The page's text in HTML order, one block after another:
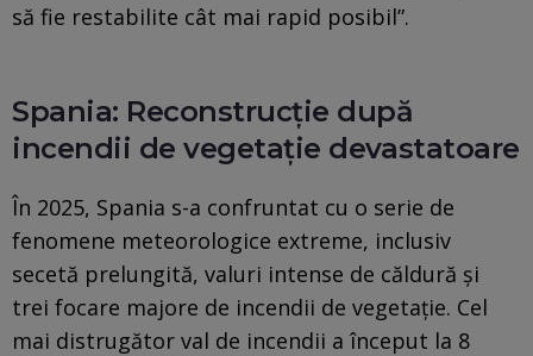
să fie restabilite cât mai rapid posibil”.
Spania: Reconstrucţie după
incendii de vegetaţie devastatoare
În 2025, Spania s-a confruntat cu o serie de
fenomene meteorologice extreme, inclusiv
secetă prelungită, valuri intense de căldură şi
trei focare majore de incendii de vegetaţie. Cel
mai distrugător val de incendii a început la 8